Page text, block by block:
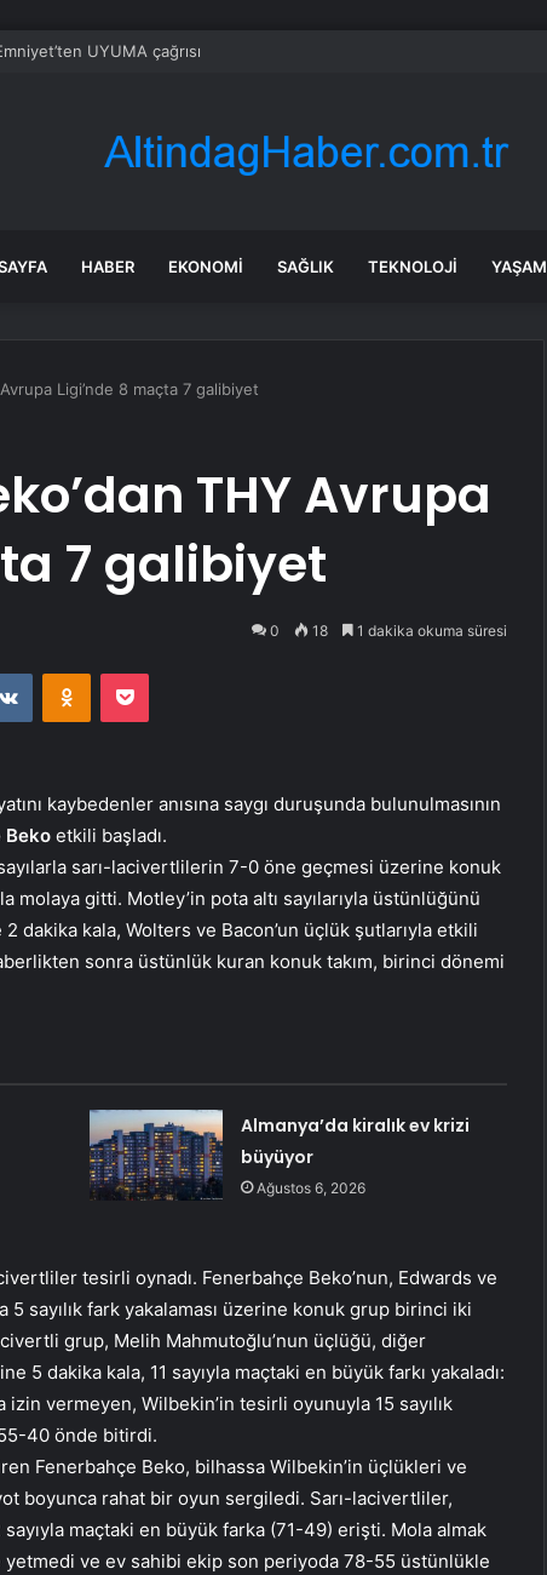
UYUMA çağrısı
HABER EKONOMI SAĞLIK TEKNOLOJI YAŞAM
Ligi’nde 8 maçta 7 galibiyet
THY Avrupa
7 galibiyet
0 18 1 dakika okuma süresi
VKontakteOdnoklassniki
Pocket
kaybedenler anısına saygı duruşunda bulunulmasının
Beko etkili başladı.
sarı-lacivertlilerin 7-0 öne geçmesi üzerine konuk
gitti. Motley’in pota altı sayılarıyla üstünlüğünü
dakika kala, Wolters ve Bacon’un üçlük şutlarıyla etkili
sonra üstünlük kuran konuk takım, birinci dönemi
Almanya’da kiralık ev krizi
büyüyor
Ağustos 6, 2026
tesirli oynadı. Fenerbahçe Beko’nun, Edwards ve
sayılık fark yakalaması üzerine konuk grup birinci iki
grup, Melih Mahmutoğlu’nun üçlüğü, diğer
5 dakika kala, 11 sayıyla maçtaki en büyük farkı yakaladı:
izin vermeyen, Wilbekin’in tesirli oyunuyla 15 sayılık
40 önde bitirdi.
Fenerbahçe Beko, bilhassa Wilbekin’in üçlükleri ve
boyunca rahat bir oyun sergiledi. Sarı-lacivertliler,
maçtaki en büyük farka (71-49) erişti. Mola almak
yetmedi ve ev sahibi ekip son periyoda 78-55 üstünlükle